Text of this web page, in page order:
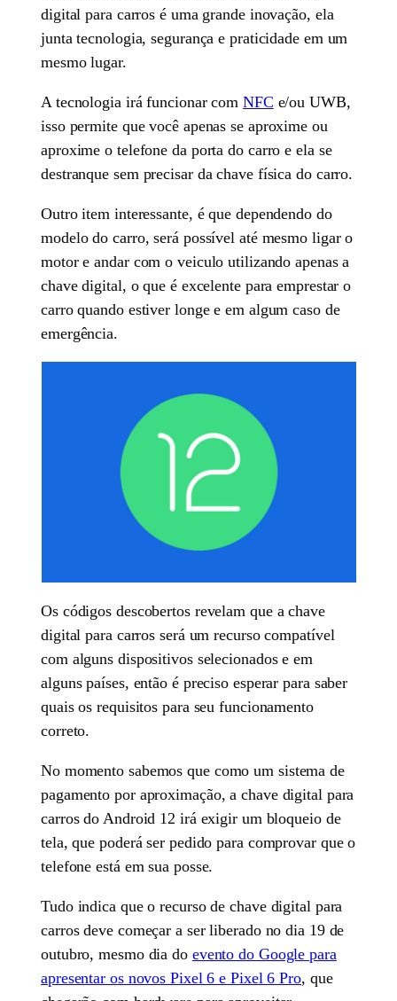
digital para carros é uma grande inovação, ela
junta tecnologia, segurança e praticidade em um
mesmo lugar.
A tecnologia irá funcionar com NFC e/ou UWB,
isso permite que você apenas se aproxime ou
aproxime o telefone da porta do carro e ela se
destranque sem precisar da chave física do carro.
Outro item interessante, é que dependendo do
modelo do carro, será possível até mesmo ligar o
motor e andar com o veiculo utilizando apenas a
chave digital, o que é excelente para emprestar o
carro quando estiver longe e em algum caso de
emergência.
Os códigos descobertos revelam que a chave
digital para carros será um recurso compatível
com alguns dispositivos selecionados e em
alguns países, então é preciso esperar para saber
quais os requisitos para seu funcionamento
correto.
No momento sabemos que como um sistema de
pagamento por aproximação, a chave digital para
carros do Android 12 irá exigir um bloqueio de
tela, que poderá ser pedido para comprovar que o
telefone está em sua posse.
Tudo indica que o recurso de chave digital para
carros deve começar a ser liberado no dia 19 de
outubro, mesmo dia do evento do Google para
apresentar os novos Pixel 6 e Pixel 6 Pro, que